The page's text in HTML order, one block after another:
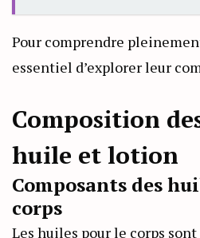
Pour comprendre
essentiel d’explorer leur
Composition
huile et lotion
Composants des
corps
Les huiles pour le corps